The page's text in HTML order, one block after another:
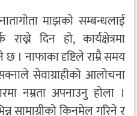
माझको सम्बन्धलाई
दिन हो, कार्यक्षेत्रमा
। नाफाका दृष्टिले राम्रै समय
सेवाग्राहीको आलोचना
नम्रता अपनाउनु होला ।
सामाग्रीको किनमेल गरिने र